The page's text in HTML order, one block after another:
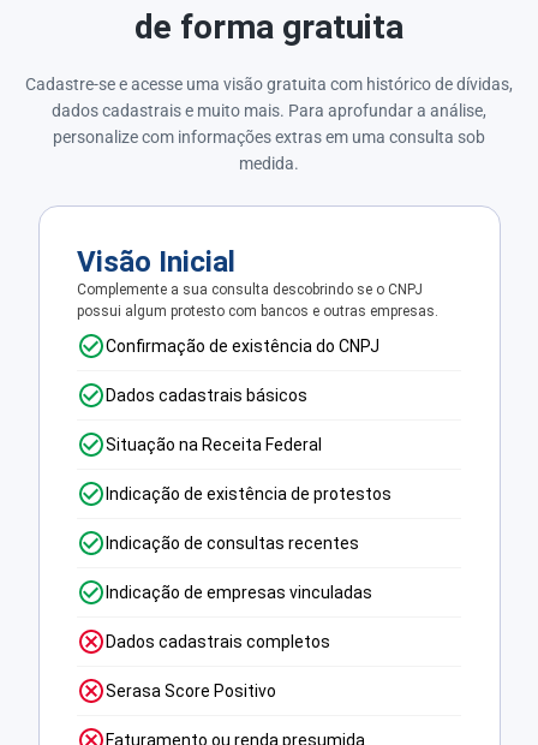
de forma gratuita
Cadastre-se e acesse uma visão gratuita com histórico de dívidas,
dados cadastrais e muito mais. Para aprofundar a análise,
personalize com informações extras em uma consulta sob
medida.
Visão Inicial
Complemente a sua consulta descobrindo se o CNPJ
possui algum protesto com bancos e outras empresas.
Confirmação de existência do CNPJ
Dados cadastrais básicos
Situação na Receita Federal
Indicação de existência de protestos
Indicação de consultas recentes
Indicação de empresas vinculadas
Dados cadastrais completos
Serasa Score Positivo
Faturamento ou renda presumida